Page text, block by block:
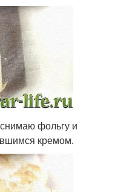
фольгу и
кремом.